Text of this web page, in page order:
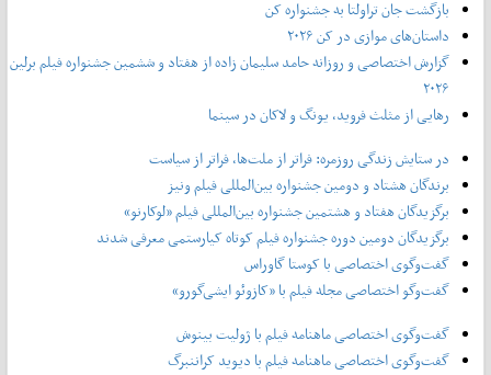
بازگشت جان تراولتا به جشنواره کن
داستان‌های موازی در کن ۲۰۲۶
گزارش اختصاصی و روزانه حامد سلیمان زاده از هفتاد و‌ ششمین جشنواره فیلم برلین
۲۰۲۶
رهایی از مثلث فروید، یونگ و لاکان در سینما
در ستایش زندگی روزمره: فراتر از ملت‌ها، فراتر از سیاست
برندگان هشتاد و دومین جشنواره بین‌المللی فیلم ونیز
برگزیدگان هفتاد و هشتمین جشنواره بین‌المللی فیلم «لوکارنو»
برگزیدگان دومین دوره جشنواره فیلم کوتاه کیارستمی معرفی شدند
گفت‌وگوی اختصاصی با کوستا گاوراس
گفت‌وگو اختصاصی مجله فیلم با «کازوئو ایشی‌گورو»
گفت‌وگوی اختصاصی ماهنامه فیلم با ژولیت بینوش
گفت‌وگوی اختصاصی ماهنامه فیلم با دیوید کراننبرگ